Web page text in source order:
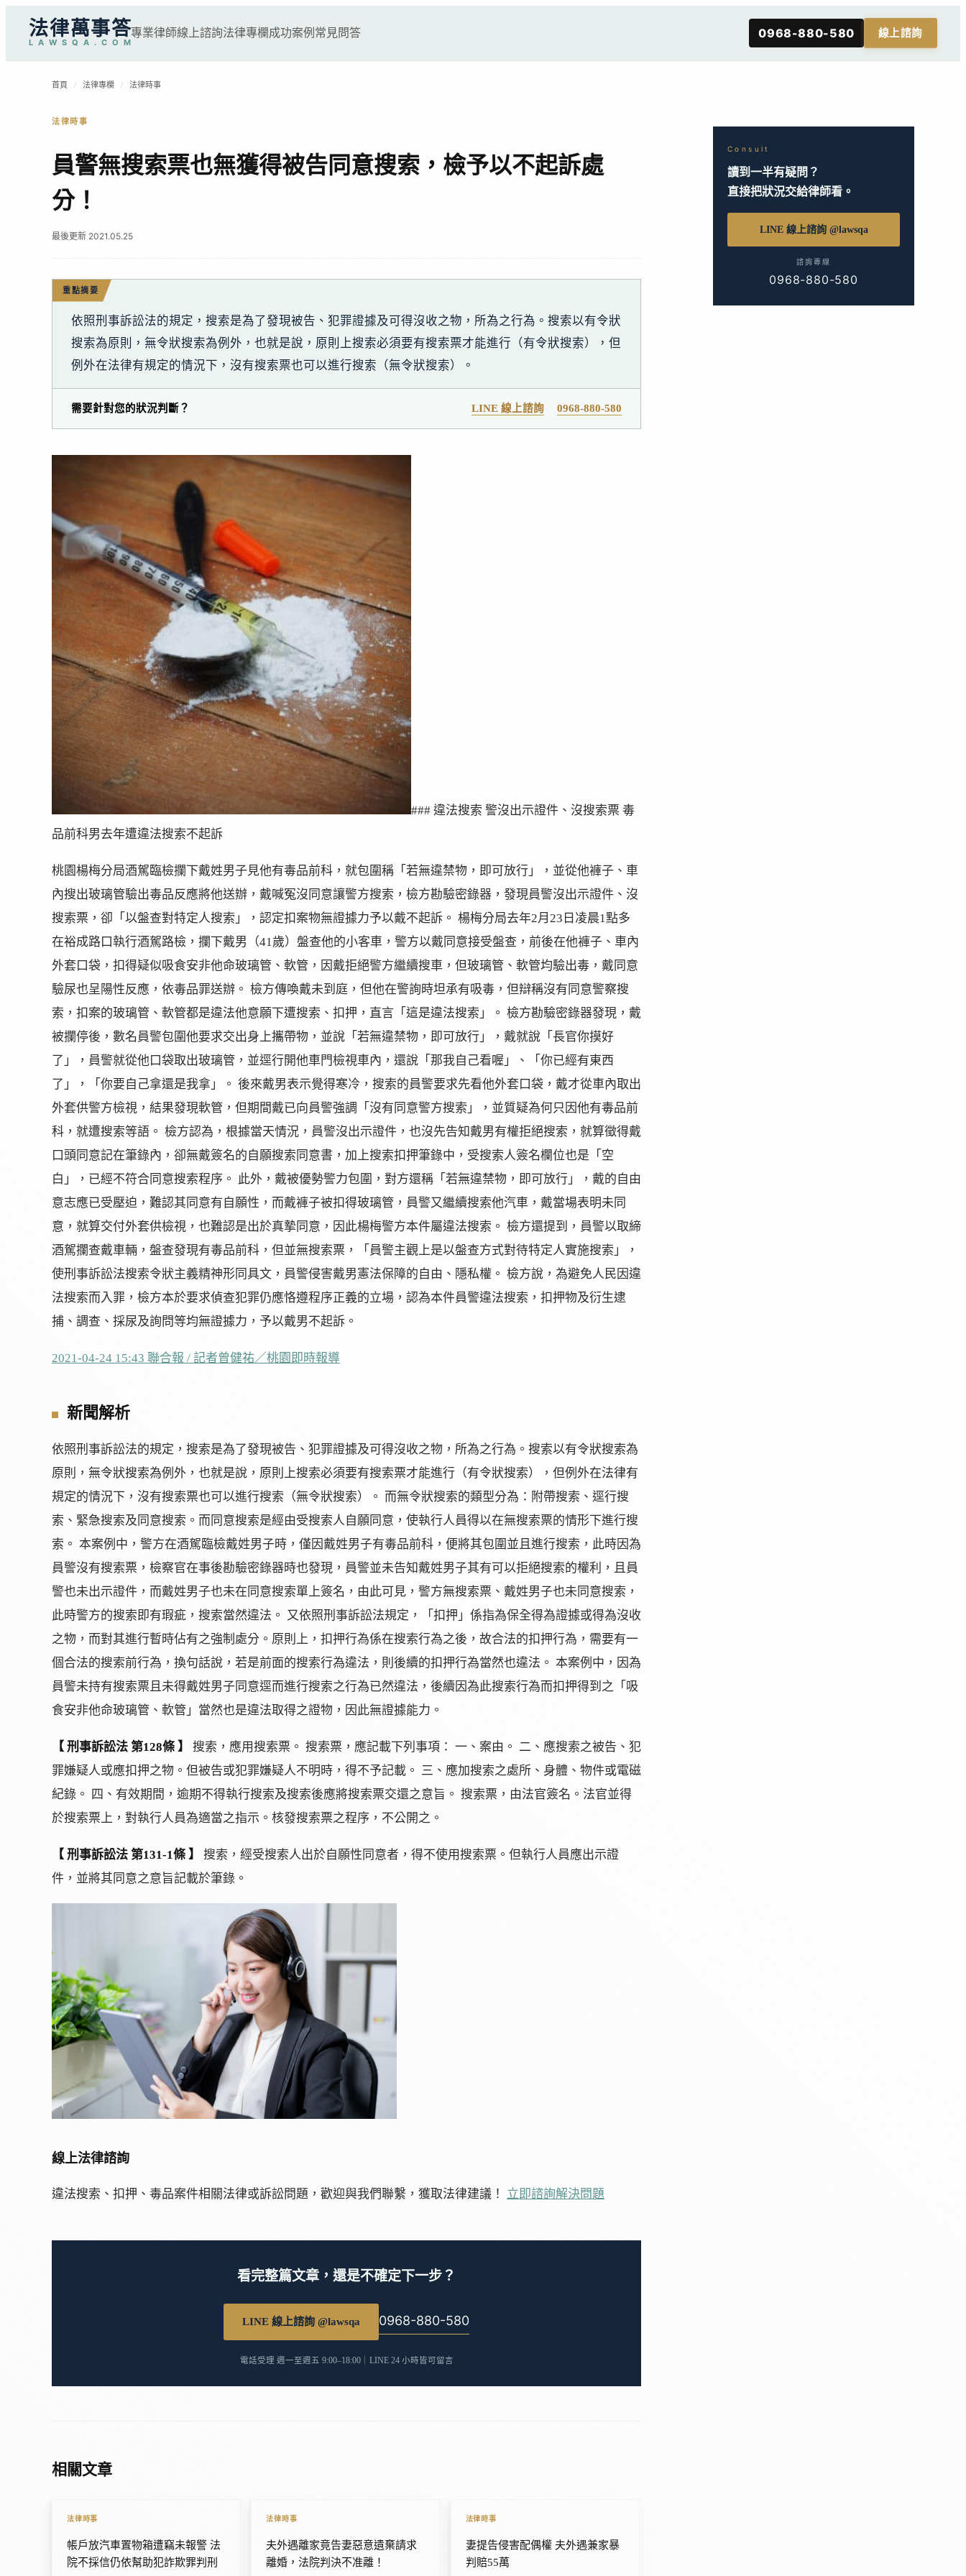
法律萬事答
L A W S Q A . C O M
專業律師線上諮詢法律專欄成功案例 常見問答 0968-880-580 線上諮詢
首頁 / 法律專欄 / 法律時事
法律時事
員警無搜索票也無獲得被告同意搜索，檢予以不起訴處
分！
最後更新 2021.05.25
重點摘要
依照刑事訴訟法的規定，搜索是為了發現被告、犯罪證據及可得沒收之物，所為之行為。搜索以有令狀
搜索為原則，無令狀搜索為例外，也就是說，原則上搜索必須要有搜索票才能進行（有令狀搜索），但
例外在法律有規定的情況下，沒有搜索票也可以進行搜索（無令狀搜索）。
需要針對您的狀況判斷？ LINE 線上諮詢 0968-880-580
### 違法搜索 警沒出示證件、沒搜索票 毒
品前科男去年遭違法搜索不起訴
桃園楊梅分局酒駕臨檢攔下戴姓男子見他有毒品前科，就包圍稱「若無違禁物，即可放行」，並從他褲子、車
內搜出玻璃管驗出毒品反應將他送辦，戴喊冤沒同意讓警方搜索，檢方勘驗密錄器，發現員警沒出示證件、沒
搜索票，卻「以盤查對特定人搜索」，認定扣案物無證據力予以戴不起訴。 楊梅分局去年2月23日凌晨1點多
在裕成路口執行酒駕路檢，攔下戴男（41歲）盤查他的小客車，警方以戴同意接受盤查，前後在他褲子、車內
外套口袋，扣得疑似吸食安非他命玻璃管、軟管，因戴拒絕警方繼續搜車，但玻璃管、軟管均驗出毒，戴同意
驗尿也呈陽性反應，依毒品罪送辦。 檢方傳喚戴未到庭，但他在警詢時坦承有吸毒，但辯稱沒有同意警察搜
索，扣案的玻璃管、軟管都是違法他意願下遭搜索、扣押，直言「這是違法搜索」。 檢方勘驗密錄器發現，戴
被攔停後，數名員警包圍他要求交出身上攜帶物，並說「若無違禁物，即可放行」，戴就說「長官你摸好
了」，員警就從他口袋取出玻璃管，並逕行開他車門檢視車內，還說「那我自己看喔」、「你已經有東西
了」，「你要自己拿還是我拿」。 後來戴男表示覺得寒冷，搜索的員警要求先看他外套口袋，戴才從車內取出
外套供警方檢視，結果發現軟管，但期間戴已向員警強調「沒有同意警方搜索」，並質疑為何只因他有毒品前
科，就遭搜索等語。 檢方認為，根據當天情況，員警沒出示證件，也沒先告知戴男有權拒絕搜索，就算徵得戴
口頭同意記在筆錄內，卻無戴簽名的自願搜索同意書，加上搜索扣押筆錄中，受搜索人簽名欄位也是「空
白」，已經不符合同意搜索程序。 此外，戴被優勢警力包圍，對方還稱「若無違禁物，即可放行」，戴的自由
意志應已受壓迫，難認其同意有自願性，而戴褲子被扣得玻璃管，員警又繼續搜索他汽車，戴當場表明未同
意，就算交付外套供檢視，也難認是出於真摯同意，因此楊梅警方本件屬違法搜索。 檢方還提到，員警以取締
酒駕攔查戴車輛，盤查發現有毒品前科，但並無搜索票，「員警主觀上是以盤查方式對待特定人實施搜索」，
使刑事訴訟法搜索令狀主義精神形同具文，員警侵害戴男憲法保障的自由、隱私權。 檢方說，為避免人民因違
法搜索而入罪，檢方本於要求偵查犯罪仍應恪遵程序正義的立場，認為本件員警違法搜索，扣押物及衍生逮
捕、調查、採尿及詢問等均無證據力，予以戴男不起訴。
2021-04-24 15:43 聯合報 / 記者曾健祐／桃園即時報導
新聞解析
依照刑事訴訟法的規定，搜索是為了發現被告、犯罪證據及可得沒收之物，所為之行為。搜索以有令狀搜索為
原則，無令狀搜索為例外，也就是說，原則上搜索必須要有搜索票才能進行（有令狀搜索），但例外在法律有
規定的情況下，沒有搜索票也可以進行搜索（無令狀搜索）。 而無令狀搜索的類型分為：附帶搜索、逕行搜
索、緊急搜索及同意搜索。而同意搜索是經由受搜索人自願同意，使執行人員得以在無搜索票的情形下進行搜
索。 本案例中，警方在酒駕臨檢戴姓男子時，僅因戴姓男子有毒品前科，便將其包圍並且進行搜索，此時因為
員警沒有搜索票，檢察官在事後勘驗密錄器時也發現，員警並未告知戴姓男子其有可以拒絕搜索的權利，且員
警也未出示證件，而戴姓男子也未在同意搜索單上簽名，由此可見，警方無搜索票、戴姓男子也未同意搜索，
此時警方的搜索即有瑕疵，搜索當然違法。 又依照刑事訴訟法規定，「扣押」係指為保全得為證據或得為沒收
之物，而對其進行暫時佔有之強制處分。原則上，扣押行為係在搜索行為之後，故合法的扣押行為，需要有一
個合法的搜索前行為，換句話說，若是前面的搜索行為違法，則後續的扣押行為當然也違法。 本案例中，因為
員警未持有搜索票且未得戴姓男子同意逕而進行搜索之行為已然違法，後續因為此搜索行為而扣押得到之「吸
食安非他命玻璃管、軟管」當然也是違法取得之證物，因此無證據能力。
【 刑事訴訟法 第128條 】
搜索，應用搜索票。 搜索票，應記載下列事項： 一、案由。 二、應搜索之被告、犯
罪嫌疑人或應扣押之物。但被告或犯罪嫌疑人不明時，得不予記載。 三、應加搜索之處所、身體、物件或電磁
紀錄。 四、有效期間，逾期不得執行搜索及搜索後應將搜索票交還之意旨。 搜索票，由法官簽名。法官並得
於搜索票上，對執行人員為適當之指示。核發搜索票之程序，不公開之。
【 刑事訴訟法 第131-1條 】
搜索，經受搜索人出於自願性同意者，得不使用搜索票。但執行人員應出示證
件，並將其同意之意旨記載於筆錄。
線上法律諮詢
違法搜索、扣押、毒品案件相關法律或訴訟問題，歡迎與我們聯繫，獲取法律建議！ 立即諮詢解決問題
看完整篇文章，還是不確定下一步？
LINE 線上諮詢 @lawsqa 0968-880-580
電話受理 週一至週五 9:00–18:00｜LINE 24 小時皆可留言
相關文章
法律時事
帳戶放汽車置物箱遭竊未報警 法
院不採信仍依幫助犯詐欺罪判刑
法律時事
夫外遇離家竟告妻惡意遺棄請求
離婚，法院判決不准離！
法律時事
妻提告侵害配偶權 夫外遇兼家暴
判賠55萬
Consult
讀到一半有疑問？
直接把狀況交給律師看。
LINE 線上諮詢 @lawsqa
諮詢專線
0968-880-580